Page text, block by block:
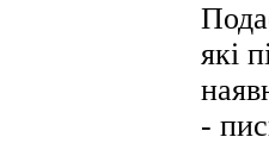
які
-